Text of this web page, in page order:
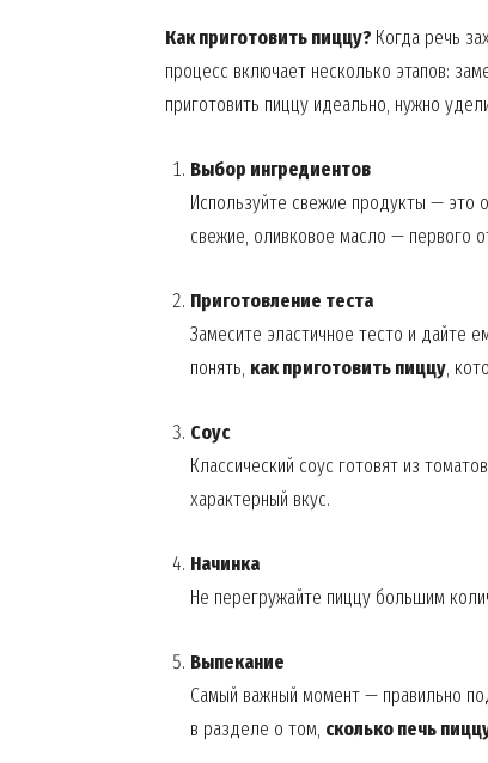
Как приготовить пиццу? Когда речь
процесс включает несколько этапов:
приготовить пиццу идеально, нужно
Выбор ингредиентов
Используйте свежие продукты — это
свежие, оливковое масло — первого
Приготовление теста
Замесите эластичное тесто и дайте
понять, как приготовить пиццу,
Соус
Классический соус готовят из
характерный вкус.
Начинка
Не перегружайте пиццу большим
Выпекание
Самый важный момент — правильно
в разделе о том, сколько печь